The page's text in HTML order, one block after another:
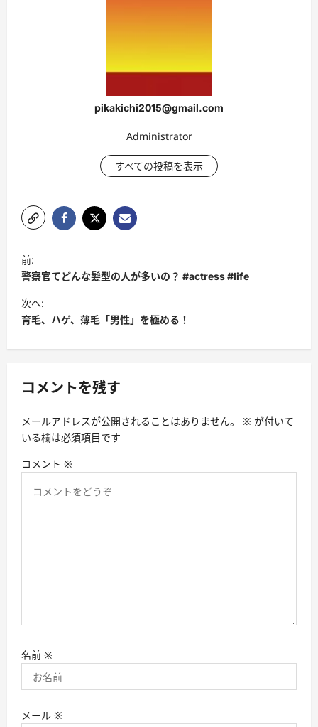
pikakichi2015@gmail.com
Administrator
すべての投稿を表示
投
稿
ナ
ビ
シ
ン
前:
警察官てどんな髪型の人が多いの？ #actress #life
次へ:
育毛、ハゲ、薄毛「男性」を極める！
コメントを残す
メールアドレスが公開されることはありません。 ※ が付いて
いる欄は必須項目です
コメント ※
名前 ※
メール ※